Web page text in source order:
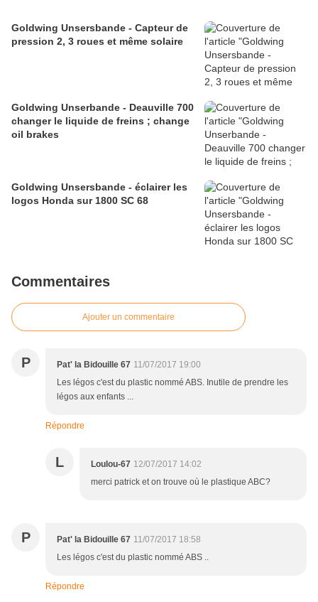
Goldwing Unsersbande - Capteur de
pression 2, 3 roues et même solaire
Goldwing Unserbande - Deauville 700
changer le liquide de freins ; change
oil brakes
Goldwing Unsersbande - éclairer les
logos Honda sur 1800 SC 68
Commentaires
Ajouter un commentaire
P Pat' la Bidouille 67 11/07/2017 19:00
Les légos c'est du plastic nommé ABS. Inutile de prendre les
légos aux enfants ...
Répondre
L Loulou-67 12/07/2017 14:02
merci patrick et on trouve où le plastique ABC?
P Pat' la Bidouille 67 11/07/2017 18:58
Les légos c'est du plastic nommé ABS ..
Répondre